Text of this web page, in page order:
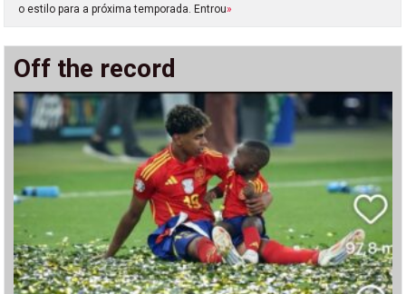
o estilo para a próxima temporada. Entrou»
Off the record